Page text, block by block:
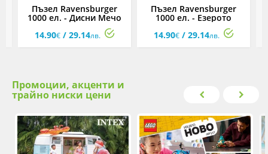
Пъзел Ravensburger
1000 ел. - Дисни Мечо
14.90€/ 29.14лв.
Пъзел Ravensburger
1000 ел. - Езерото
Малайн, Канада
14.90€/ 29.14лв.
Промоции, акценти и
трайно ниски цени